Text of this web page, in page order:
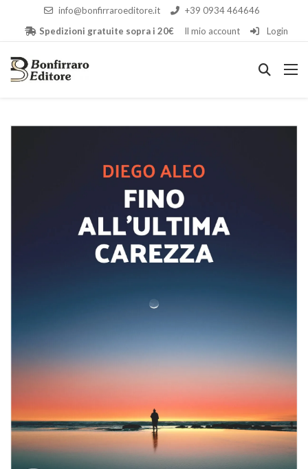
info@bonfirraroeditore.it
+39 0934 464646
Spedizioni gratuite sopra i 20€
Il mio account Login